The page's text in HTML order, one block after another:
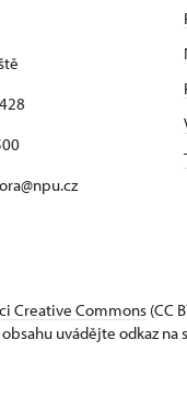
Creative Commons (CC
uvádějte odkaz na